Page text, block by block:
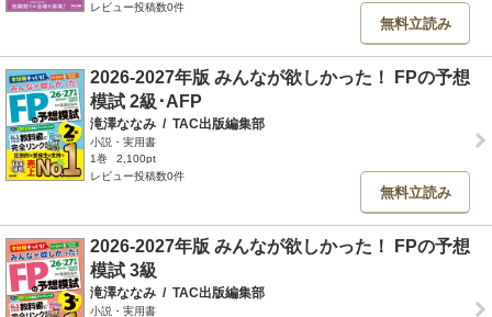
レビュー投稿数0件
無料立読み
2026-2027年版 みんなが欲しかった！ FPの予想
模試 2級･AFP
滝澤ななみ / TAC出版編集部
小説・実用書
1巻
2,100pt
レビュー投稿数0件
無料立読み
2026-2027年版 みんなが欲しかった！ FPの予想
模試 3級
滝澤ななみ / TAC出版編集部
小説・実用書